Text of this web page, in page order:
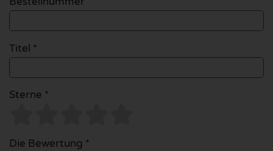
Titel *
Sterne *
Die Bewertung *